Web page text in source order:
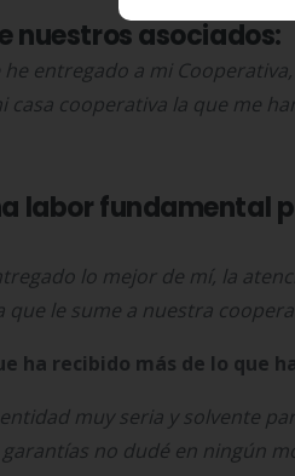
nuestros asociados:
entregado a mi
cooperativa la que me
labor fundamental
lo mejor de mí, la
le sume a nuestra
ha recibido más de lo que
muy seria y solvente
no dudé en ningún